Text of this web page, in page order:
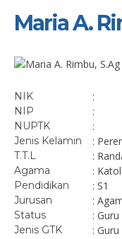
Maria A.
NIK :
NIP :
NUPTK :
Jenis Kelamin :
T.T.L :
Agama :
Pendidikan : S1
Jurusan :
Status : Guru
Jenis GTK :